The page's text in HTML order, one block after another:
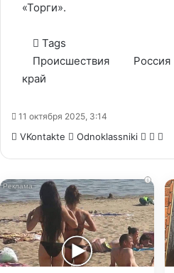
«Торги».
Tags
Происшествия
Россия
край
11 октября 2025, 3:14
VKontakte Odnoklassniki
i